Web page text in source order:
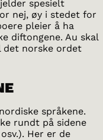
spesielt
nej, øy i stedet for
pleier å ha
diftongene. Au skal
det norske ordet
språkene.
rundt på sidene
Her er de